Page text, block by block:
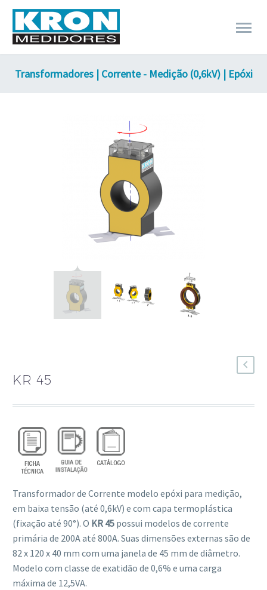
Transformadores | Corrente - Medição (0,6kV) | Epóxi
KR 45
Transformador de Corrente modelo epóxi para medição,
em baixa tensão (até 0,6kV) e com capa termoplástica
(fixação até 90°). O KR 45 possui modelos de corrente
primária de 200A até 800A. Suas dimensões externas são de
82 x 120 x 40 mm com uma janela de 45 mm de diâmetro.
Modelo com classe de exatidão de 0,6% e uma carga
máxima de 12,5VA.